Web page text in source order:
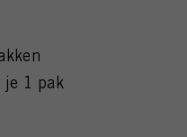
je 1 pak